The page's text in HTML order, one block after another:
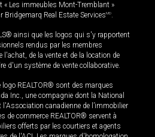
« Les immeubles Mont-Tremblant »
Bridgemarq Real Estate ServicesMD.
ainsi que les logos qui s'y rapportent
rendus par les membres
l'achat, de la vente et de la location de
d'un système de vente collaborative.
logo REALTOR® sont des marques
Inc., une compagnie dont la National
canadienne de l’immobilier
de commerce REALTOR® servent à
offerts par les courtiers et agents